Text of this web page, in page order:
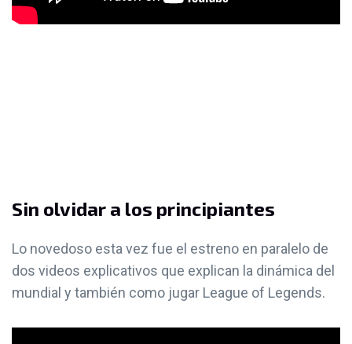
Sin olvidar a los principiantes
Lo novedoso esta vez fue el estreno en paralelo de
dos videos explicativos que explican la dinámica del
mundial y también como jugar League of Legends.